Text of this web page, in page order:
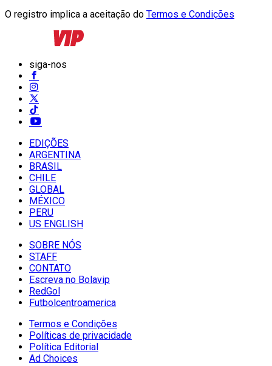
O registro implica a aceitação do Termos e Condições
siga-nos
EDIÇÕES
ARGENTINA
BRASIL
CHILE
GLOBAL
MÉXICO
PERU
US ENGLISH
SOBRE NÓS
STAFF
CONTATO
Escreva no Bolavip
RedGol
Futbolcentroamerica
Termos e Condições
Políticas de privacidade
Política Editorial
Ad Choices